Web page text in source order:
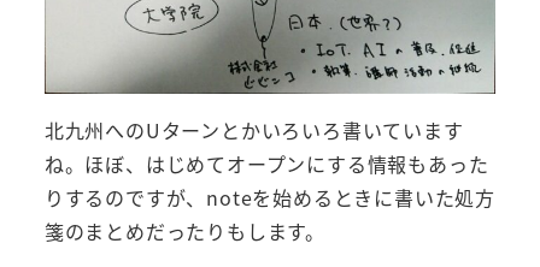
北九州へのUターンとかいろいろ書いています
ね。ほぼ、はじめてオープンにする情報もあった
りするのですが、noteを始めるときに書いた処方
箋のまとめだったりもします。